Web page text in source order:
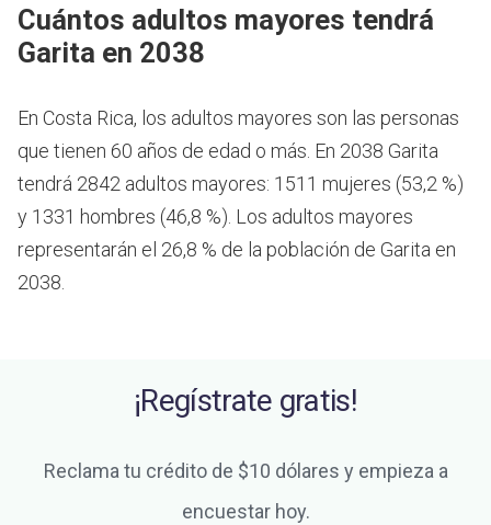
Cuántos adultos mayores tendrá
Garita en 2038
En Costa Rica, los adultos mayores son las personas
que tienen 60 años de edad o más. En 2038 Garita
tendrá 2842 adultos mayores: 1511 mujeres (53,2 %)
y 1331 hombres (46,8 %). Los adultos mayores
representarán el 26,8 % de la población de Garita en
2038.
¡Regístrate gratis!
Reclama tu crédito de $10 dólares y empieza a
encuestar hoy.